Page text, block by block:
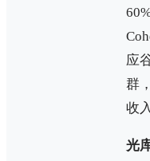
应
群
收
光